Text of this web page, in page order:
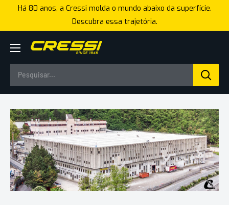
o
conteúdo
Há 80 anos, a Cressi molda o mundo abaixo da superfície.
Descubra essa trajetória.
Cressi